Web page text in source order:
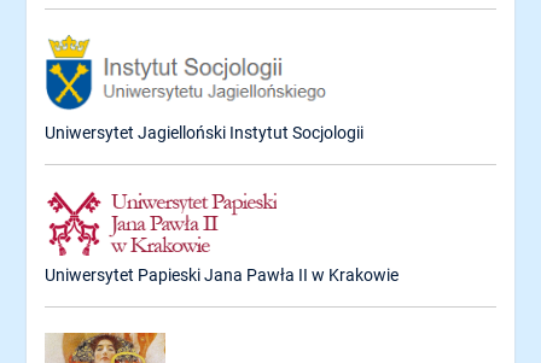
Uniwersytet Jagielloński Instytut Socjologii
Uniwersytet Papieski Jana Pawła II w Krakowie